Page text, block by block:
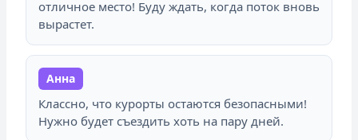
отличное место! Буду ждать, когда поток вновь
вырастет.
Анна
Классно, что курорты остаются безопасными!
Нужно будет съездить хоть на пару дней.